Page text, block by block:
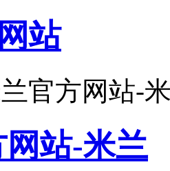
站
官方网站-